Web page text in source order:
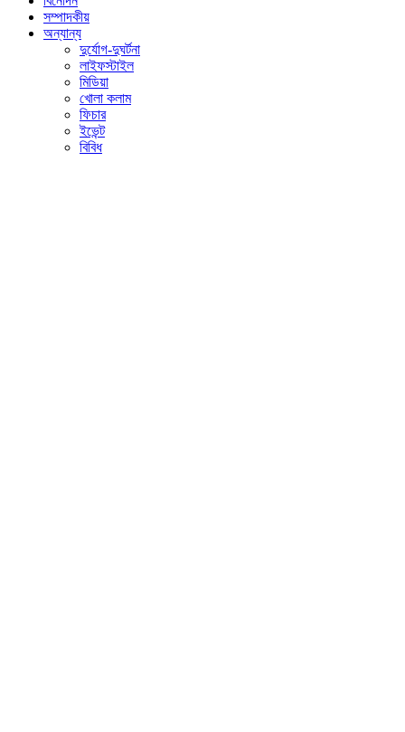
সম্পাদকীয়
অন্যান্য
দুর্যোগ-দুঘর্টনা
লাইফস্টাইল
মিডিয়া
খোলা কলাম
ফিচার
ইভেন্ট
বিবিধ